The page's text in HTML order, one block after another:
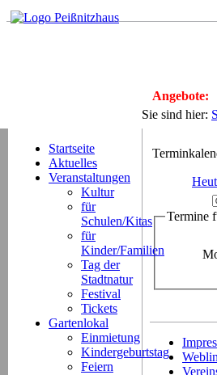
Angebote:
Sie sind hier:
Startseite
Aktuelles
Veranstaltungen
Kultur
für
Schulen/Kitas
für
Kinder/Familien
Tag der
Stadtnatur
Festival
Tickets
Gartenlokal
Einmietung
Kindergeburtstag
Feiern
Termine